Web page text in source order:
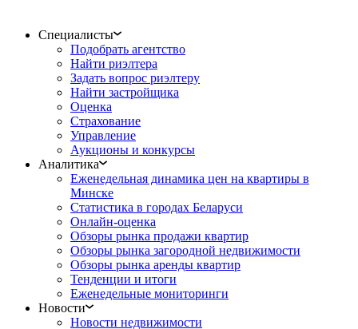
Специалисты
Подобрать агентство
Найти риэлтера
Задать вопрос риэлтеру
Найти застройщика
Оценка
Страхование
Управление
Аукционы и конкурсы
Аналитика
Еженедельная динамика цен на квартиры в
Минске
Статистика в городах Беларуси
Онлайн-оценка
Обзоры рынка продажи квартир
Обзоры рынка загородной недвижимости
Обзоры рынка аренды квартир
Тенденции и итоги
Еженедельные мониторинги
Новости
Новости недвижимости